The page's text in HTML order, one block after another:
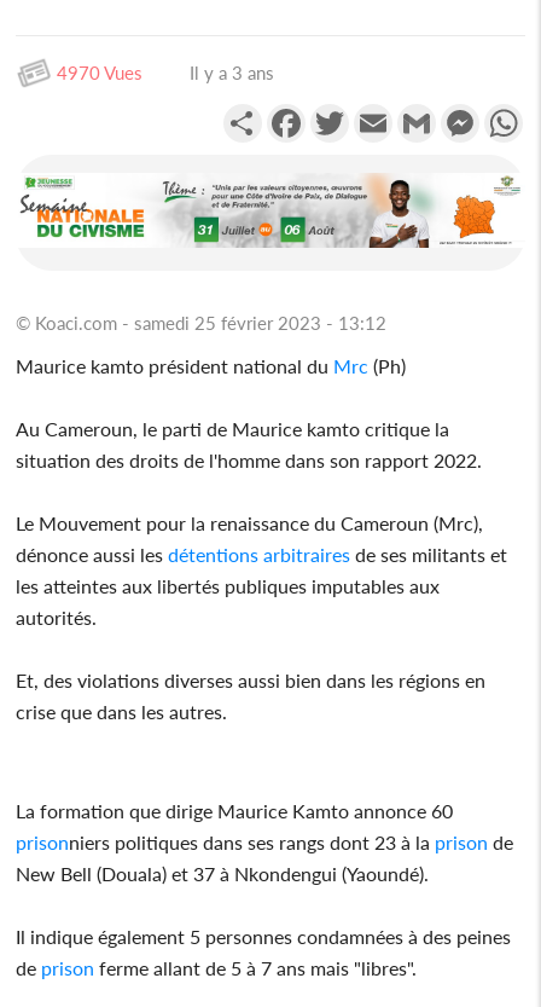
4970 Vues Il y a 3 ans
PartagerFacebookTwitterEmail Gmail
© Koaci.com - samedi 25 février 2023 - 13:12
Maurice kamto président national du Mrc (Ph)
Au Cameroun, le parti de Maurice kamto critique la
situation des droits de l'homme dans son rapport 2022.
Le Mouvement pour la renaissance du Cameroun (Mrc),
dénonce aussi les détentions arbitraires de ses militants et
les atteintes aux libertés publiques imputables aux
autorités.
Et, des violations diverses aussi bien dans les régions en
crise que dans les autres.
La formation que dirige Maurice Kamto annonce 60
prisonniers politiques dans ses rangs dont 23 à la prison de
New Bell (Douala) et 37 à Nkondengui (Yaoundé).
Il indique également 5 personnes condamnées à des peines
de prison ferme allant de 5 à 7 ans mais "libres".